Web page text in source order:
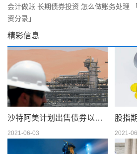
会计做账 长期债券投资 怎么做账务处理
资分录」
精彩信息
沙特阿美计划出售债券以筹集 750 亿美元的股息
2021-06-03 2021-